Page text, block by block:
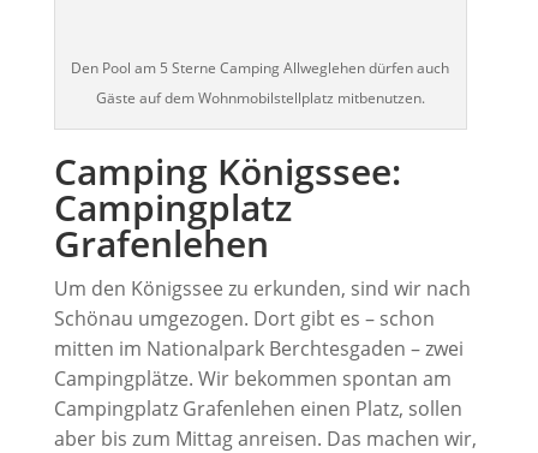
Den Pool am 5 Sterne Camping Allweglehen dürfen auch
Gäste auf dem Wohnmobilstellplatz mitbenutzen.
Camping Königssee:
Campingplatz
Grafenlehen
Um den Königssee zu erkunden, sind wir nach
Schönau umgezogen. Dort gibt es – schon
mitten im Nationalpark Berchtesgaden – zwei
Campingplätze. Wir bekommen spontan am
Campingplatz Grafenlehen einen Platz, sollen
aber bis zum Mittag anreisen. Das machen wir,